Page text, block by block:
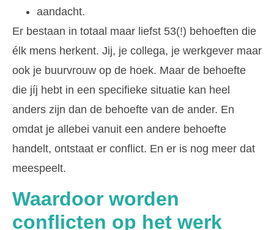
aandacht.
Er bestaan in totaal maar liefst 53(!) behoeften die
élk mens herkent. Jij, je collega, je werkgever maar
ook je buurvrouw op de hoek. Maar de behoefte
die jíj hebt in een specifieke situatie kan heel
anders zijn dan de behoefte van de ander. En
omdat je allebei vanuit een andere behoefte
handelt, ontstaat er conflict. En er is nog meer dat
meespeelt.
Waardoor worden
conflicten op het werk